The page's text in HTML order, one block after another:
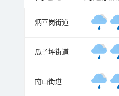
炳草岗街道
瓜子坪街道
南山街道